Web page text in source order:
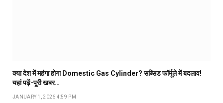
क्या देश में महंगा होगा Domestic Gas Cylinder? सब्सिड फॉर्मूले में बदलाव!
यहां पढ़ें-पूरी खबर…
JANUARY 1, 2026 4:59 PM